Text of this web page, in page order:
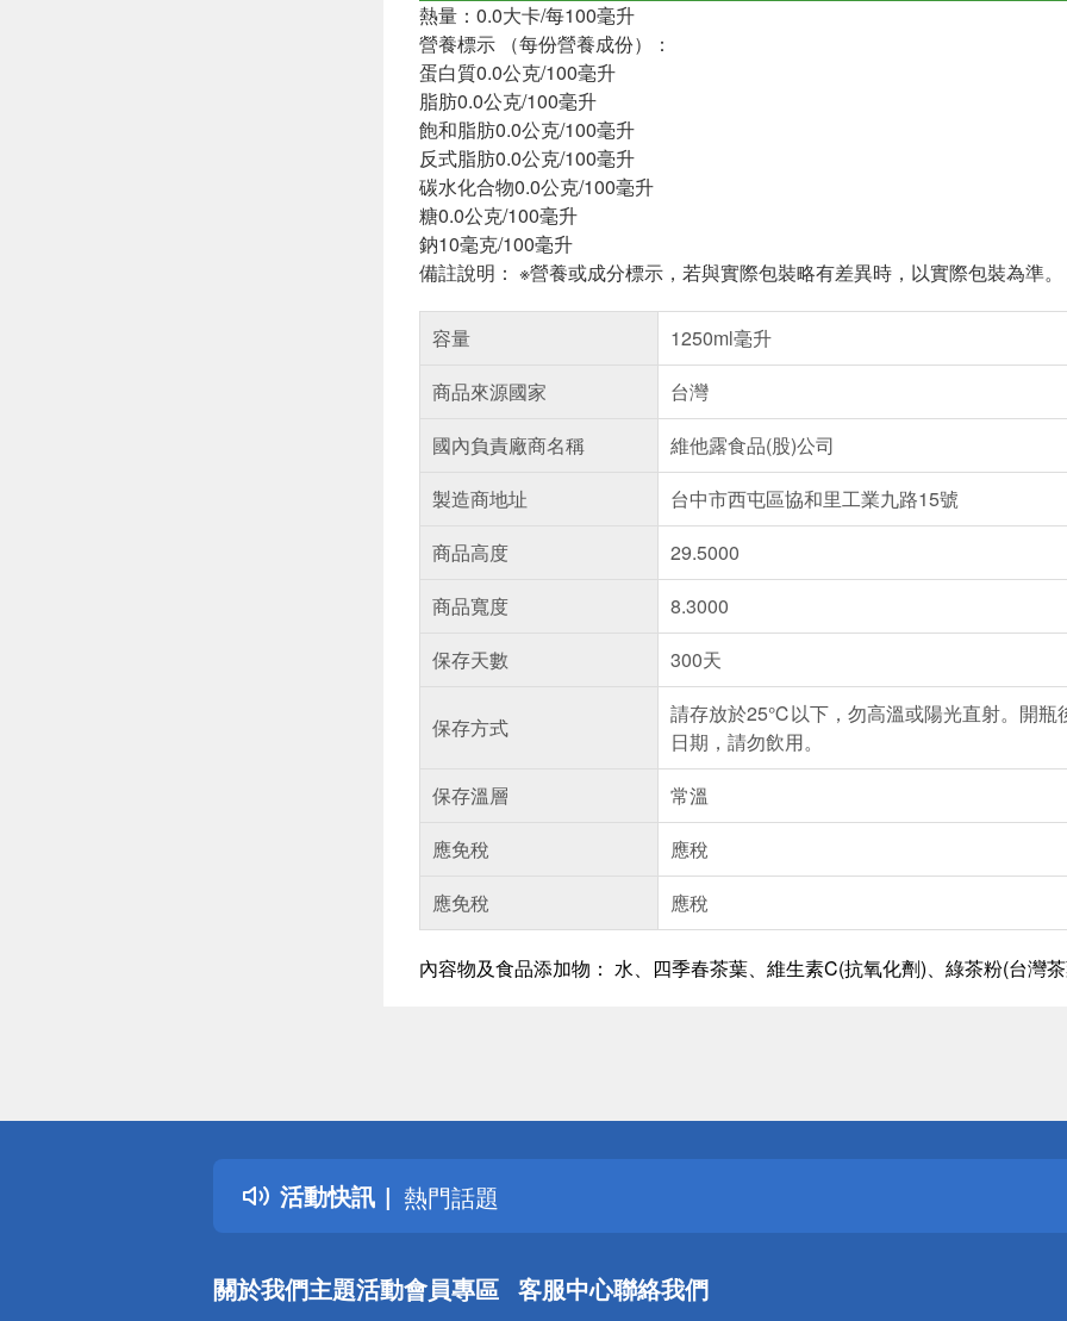
熱量：0.0大卡/每100毫升
營養標示 （每份營養成份）：
蛋白質0.0公克/100毫升
脂肪0.0公克/100毫升
飽和脂肪0.0公克/100毫升
反式脂肪0.0公克/100毫升
碳水化合物0.0公克/100毫升
糖0.0公克/100毫升
鈉10毫克/100毫升
備註說明： ※營養或成分標示，若與實際包裝略有差異時，以實際包裝為準。
容量
1250ml毫升
商品來源國家
台灣
國內負責廠商名稱
維他露食品(股)公司
製造商地址
台中市西屯區協和里工業九路15號
商品高度
29.5000
商品寬度
8.3000
保存天數
300天
保存方式
請存放於25℃以下，勿高溫或陽光直射。開瓶
日期，請勿飲用。
保存溫層
常溫
應免稅
應稅
應免稅
應稅
內容物及食品添加物： 水、四季春茶葉、維生素C(抗氧化劑)、綠茶粉(台灣
活動快訊
詐騙網頁！請小心！
得獎公告
熱門話題
銀行優惠
詐騙網頁！請小心！
關於我們主題活動會員專區 客服中心聯絡我們